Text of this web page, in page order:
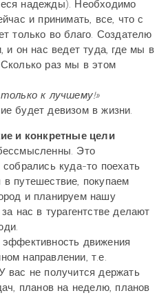
надежды). Необходимо
и принимать, все, что с
только во благо. Создателю
и он нас ведет туда, где мы в
раз мы в этом
к лучшему!»
будет девизом в жизни.
и конкретные цели
Это
куда-то поехать
путешествие, покупаем
и планируем нашу
нас в турагентстве делают
движения
направлении, т.е.
вас не получится держать
планов на неделю, планов